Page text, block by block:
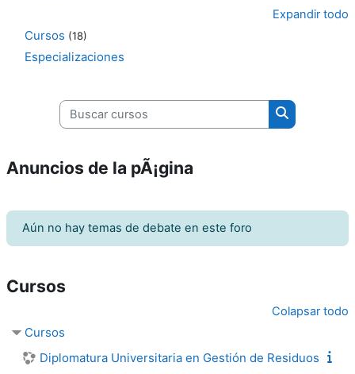
Expandir todo
Cursos (18)
Especializaciones
Buscar cursos
Buscar
Anuncios de la pÃ¡gina
Aún no hay temas de debate en este foro
Cursos
Colapsar todo
Cursos
Diplomatura Universitaria en Gestión de Residuos